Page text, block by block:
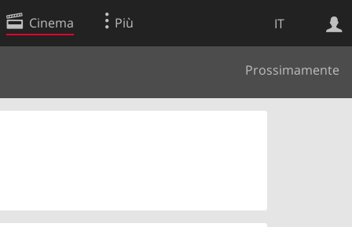
IT
Cinema Più
Prossimamente